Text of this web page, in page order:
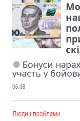
Бонуси
участь у
06.08
Люди і проблеми